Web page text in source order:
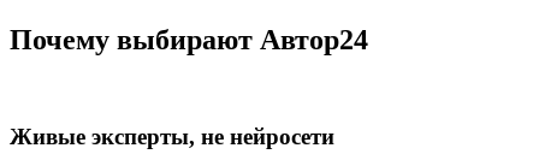
Почему выбирают Автор24
Живые эксперты, не нейросети